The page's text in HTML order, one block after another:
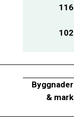
116
102
Byggnader
& mark